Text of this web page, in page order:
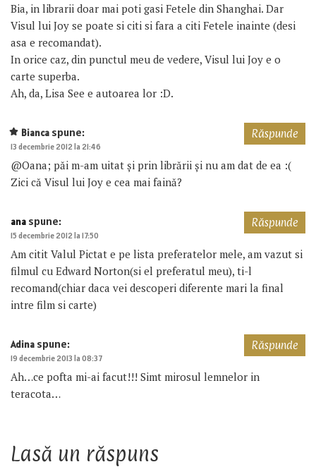
Bia, in librarii doar mai poti gasi Fetele din Shanghai. Dar
Visul lui Joy se poate si citi si fara a citi Fetele inainte (desi
asa e recomandat).
In orice caz, din punctul meu de vedere, Visul lui Joy e o
carte superba.
Ah, da, Lisa See e autoarea lor :D.
Bianca spune:
13 decembrie 2012 la 21:46
@Oana; păi m-am uitat și prin librării și nu am dat de ea :(
Zici că Visul lui Joy e cea mai faină?
Răspunde
ana spune:
15 decembrie 2012 la 17:50
Am citit Valul Pictat e pe lista preferatelor mele, am vazut si
filmul cu Edward Norton(si el preferatul meu), ti-l
recomand(chiar daca vei descoperi diferente mari la final
intre film si carte)
Răspunde
Adina spune:
19 decembrie 2013 la 08:37
Ah…ce pofta mi-ai facut!!! Simt mirosul lemnelor in
teracota…
Răspunde
Lasă un răspuns